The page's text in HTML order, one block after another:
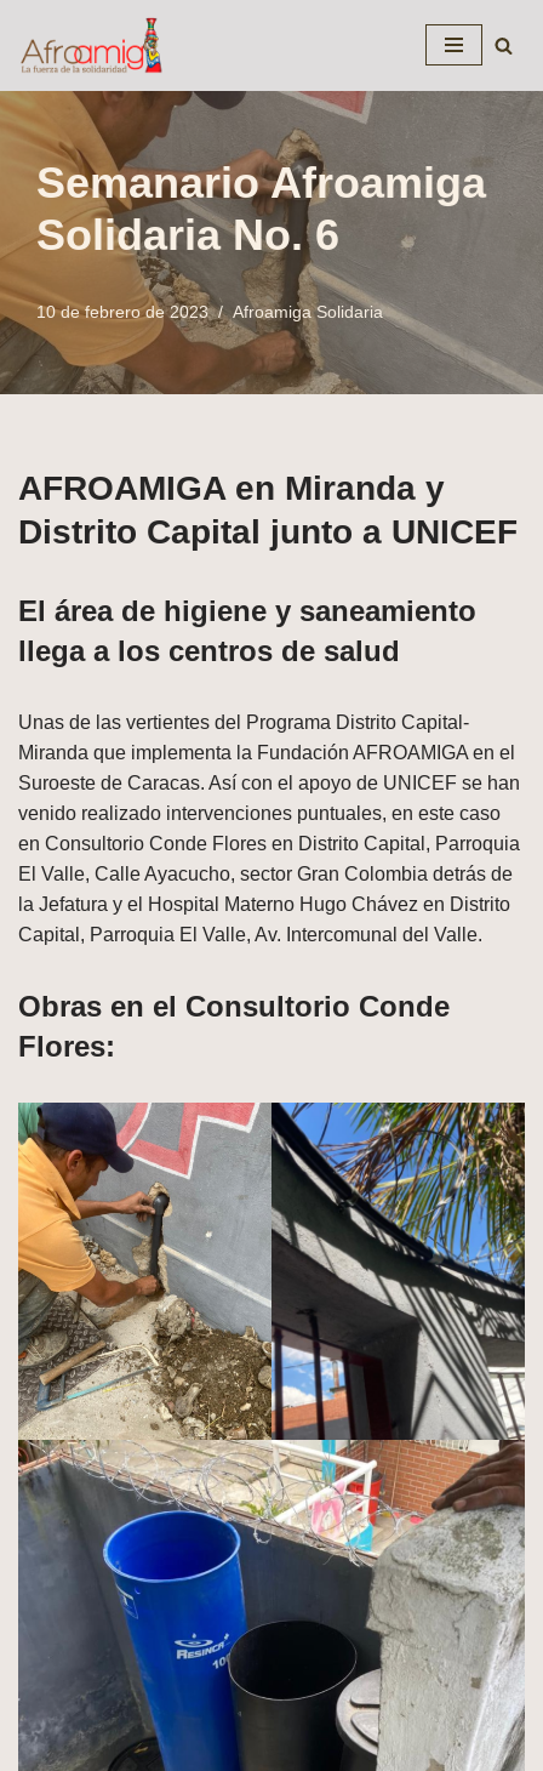
Saltar
al
contenido
Semanario Afroamiga
Solidaria No. 6
10 de febrero de 2023 Afroamiga Solidaria
AFROAMIGA en Miranda y
Distrito Capital junto a UNICEF
El área de higiene y saneamiento
llega a los centros de salud
Unas de las vertientes del Programa Distrito Capital-
Miranda que implementa la Fundación AFROAMIGA en el
Suroeste de Caracas. Así con el apoyo de UNICEF se han
venido realizado intervenciones puntuales, en este caso
en Consultorio Conde Flores en Distrito Capital, Parroquia
El Valle, Calle Ayacucho, sector Gran Colombia detrás de
la Jefatura y el Hospital Materno Hugo Chávez en Distrito
Capital, Parroquia El Valle, Av. Intercomunal del Valle.
Obras en el Consultorio Conde
Flores: